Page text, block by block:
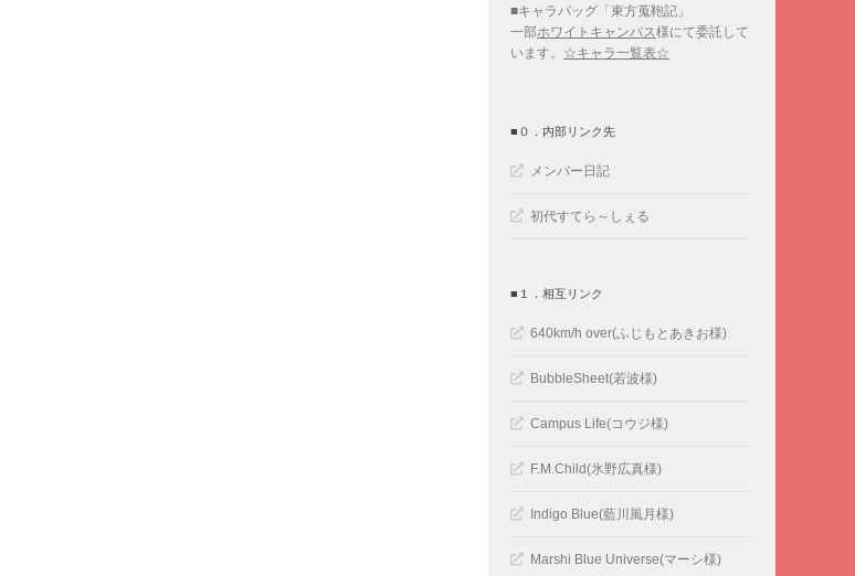
■キャラバッグ「東方蒐鞄記」
一部ホワイトキャンバス様にて委託して
います。 ☆キャラ一覧表☆
■０．内部リンク先
メンバー日記
初代すてら～しぇる
■１．相互リンク
640km/h over(ふじもとあきお様)
BubbleSheet(若波様)
Campus Life(コウジ様)
F.M.Child(氷野広真様)
Indigo Blue(藍川風月様)
Marshi Blue Universe(マーシ様)